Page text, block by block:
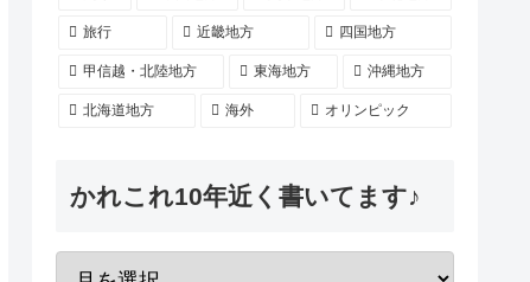
旅行 近畿地方 四国地方
甲信越・北陸地方 東海地方 沖縄地方
北海道地方 海外 オリンピック
かれこれ10年近く書いてます♪